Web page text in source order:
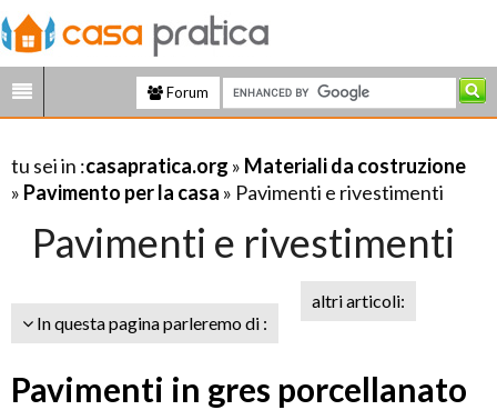
Forum
tu sei in :casapratica.org » Materiali da costruzione
» Pavimento per la casa » Pavimenti e rivestimenti
Pavimenti e rivestimenti
In questa pagina parleremo di :
altri articoli:
Pavimenti in gres porcellanato